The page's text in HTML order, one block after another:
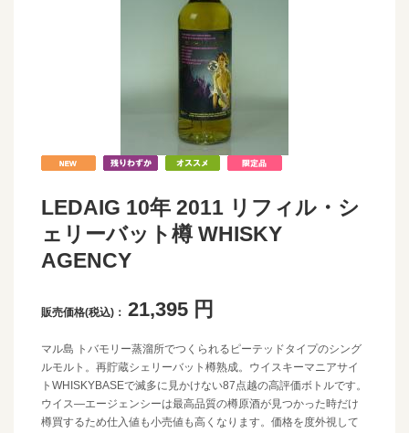
LEDAIG 10年 2011 リフィル・シ
ェリーバット樽 WHISKY
AGENCY
販売価格(税込)： 21,395 円
マル島 トバモリー蒸溜所でつくられるピーテッドタイプのシング
ルモルト。再貯蔵シェリーバット樽熟成。ウイスキーマニアサイ
トWHISKYBASEで滅多に見かけない87点越の高評価ボトルです。
ウイス―エージェンシーは最高品質の樽原酒が見つかった時だけ
樽買するため仕入値も小売値も高くなります。価格を度外視して